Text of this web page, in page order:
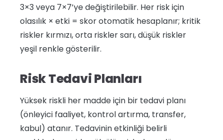
3×3 veya 7×7’ye değiştirilebilir. Her risk için
olasılık × etki = skor otomatik hesaplanır; kritik
riskler kırmızı, orta riskler sarı, düşük riskler
yeşil renkle gösterilir.
Risk Tedavi Planları
Yüksek riskli her madde için bir tedavi planı
(önleyici faaliyet, kontrol artırma, transfer,
kabul) atanır. Tedavinin etkinliği belirli